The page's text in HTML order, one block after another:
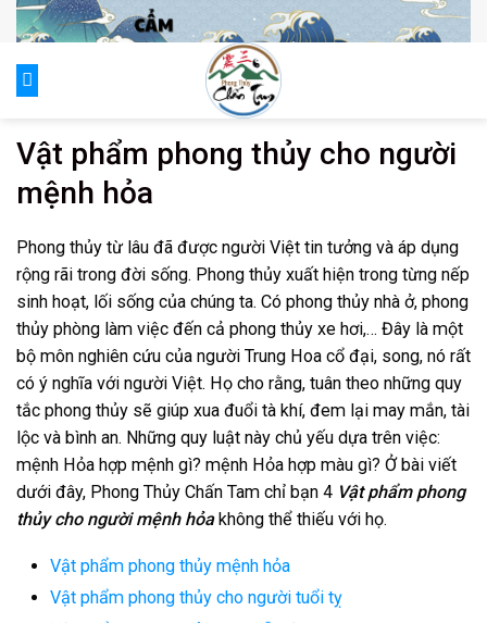
Skip
content
Vật phẩm phong thủy cho người
mệnh hỏa
Phong thủy từ lâu đã được người Việt tin tưởng và áp dụng
rộng rãi trong đời sống. Phong thủy xuất hiện trong từng nếp
sinh hoạt, lối sống của chúng ta. Có phong thủy nhà ở, phong
thủy phòng làm việc đến cả phong thủy xe hơi,… Đây là một
bộ môn nghiên cứu của người Trung Hoa cổ đại, song, nó rất
có ý nghĩa với người Việt. Họ cho rằng, tuân theo những quy
tắc phong thủy sẽ giúp xua đuổi tà khí, đem lại may mắn, tài
lộc và bình an. Những quy luật này chủ yếu dựa trên việc:
mệnh Hỏa hợp mệnh gì? mệnh Hỏa hợp màu gì? Ở bài viết
dưới đây, Phong Thủy Chấn Tam chỉ bạn 4 Vật phẩm phong
thủy cho người mệnh hỏakhông thể thiếu với họ.
Vật phẩm phong thủy mệnh hỏa
Vật phẩm phong thủy cho người tuổi tỵ